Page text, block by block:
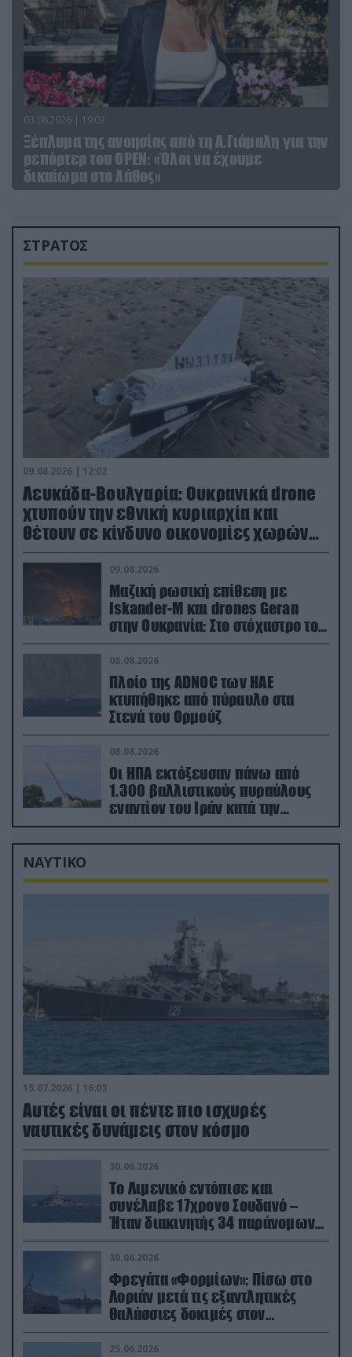
03.08.2026 | 19:02
Ξέπλυμα της ανοησίας από τη Α.Γιάμαλη για την
ρεπόρτερ του ΟΡΕΝ: «Όλοι να έχουμε
δικαίωμα στο λάθος»
ΣΤΡΑΤΟΣ
09.08.2026 | 12:02
Λευκάδα-Βουλγαρία: Ουκρανικά drone
χτυπούν την εθνική κυριαρχία και
θέτουν σε κίνδυνο οικονομίες χωρών
του ΝΑΤΟ
09.08.2026
Μαζική ρωσική επίθεση με
Iskander-M και drones Geran
στην Ουκρανία: Στο στόχαστρο το
εργοστάσιο των Flamingo
08.08.2026
Πλοίο της ADNOC των ΗΑΕ
κτυπήθηκε από πύραυλο στα
Στενά του Ορμούζ
08.08.2026
Οι ΗΠΑ εκτόξευσαν πάνω από
1.300 βαλλιστικούς πυραύλους
εναντίον του Ιράν κατά την
διάρκεια του πολέμου
ΝΑΥΤΙΚΟ
15.07.2026 | 16:03
Aυτές είναι οι πέντε πιο ισχυρές
ναυτικές δυνάμεις στον κόσμο
30.06.2026
Το Λιμενικό εντόπισε και
συνέλαβε 17χρονο Σουδανό –
Ήταν διακινητής 34 παράνομων
μεταναστών
30.06.2026
Φρεγάτα «Φορμίων»: Πίσω στο
Λοριάν μετά τις εξαντλητικές
θαλάσσιες δοκιμές στον
απαιτητικό Βισκαϊκό
25.06.2026